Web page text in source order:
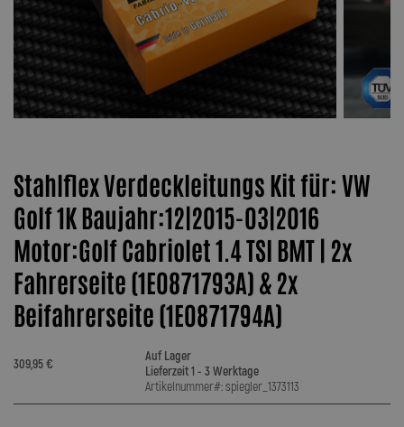
Stahlflex Verdeckleitungs Kit für: VW
Golf 1K Baujahr:12|2015-03|2016
Motor:Golf Cabriolet 1.4 TSI BMT | 2x
Fahrerseite (1E0871793A) & 2x
Beifahrerseite (1E0871794A)
309,95 €
Auf Lager
Lieferzeit 1 - 3 Werktage
Artikelnummer#: spiegler_1373113